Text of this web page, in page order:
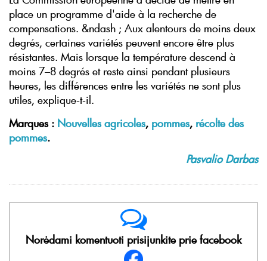
place un programme d'aide à la recherche de
compensations. &ndash ; Aux alentours de moins deux
degrés, certaines variétés peuvent encore être plus
résistantes. Mais lorsque la température descend à
moins 7–8 degrés et reste ainsi pendant plusieurs
heures, les différences entre les variétés ne sont plus
utiles, explique-t-il.
Marques : Nouvelles agricoles, pommes, récolte des
pommes.
Pasvalio Darbas
Norėdami komentuoti prisijunkite prie facebook